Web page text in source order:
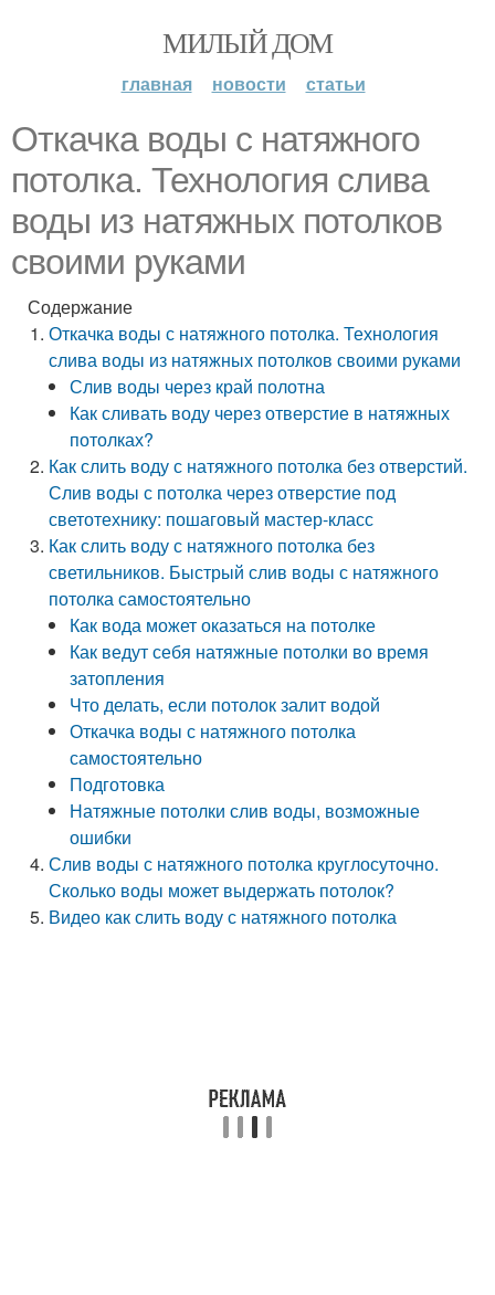
МИЛЫЙ ДОМ
главная новости статьи
Откачка воды с натяжного
потолка. Технология слива
воды из натяжных потолков
своими руками
Содержание
Откачка воды с натяжного потолка. Технология
слива воды из натяжных потолков своими руками
Слив воды через край полотна
Как сливать воду через отверстие в натяжных
потолках?
Как слить воду с натяжного потолка без отверстий.
Слив воды с потолка через отверстие под
светотехнику: пошаговый мастер-класс
Как слить воду с натяжного потолка без
светильников. Быстрый слив воды с натяжного
потолка самостоятельно
Как вода может оказаться на потолке
Как ведут себя натяжные потолки во время
затопления
Что делать, если потолок залит водой
Откачка воды с натяжного потолка
самостоятельно
Подготовка
Натяжные потолки слив воды, возможные
ошибки
Слив воды с натяжного потолка круглосуточно.
Сколько воды может выдержать потолок?
Видео как слить воду с натяжного потолка